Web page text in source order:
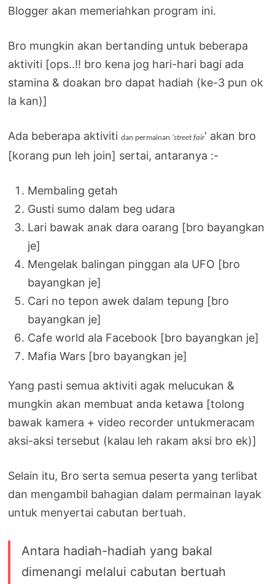
Blogger akan memeriahkan program ini.
Bro mungkin akan bertanding untuk beberapa
aktiviti [ops..!! bro kena jog hari-hari bagi ada
stamina & doakan bro dapat hadiah (ke-3 pun ok
la kan)]
Ada beberapa aktivitidan permainan ‘street fair‘ akan bro
[korang pun leh join] sertai, antaranya :-
Membaling getah
Gusti sumo dalam beg udara
Lari bawak anak dara oarang [bro bayangkan
je]
Mengelak balingan pinggan ala UFO [bro
bayangkan je]
Cari no tepon awek dalam tepung [bro
bayangkan je]
Cafe world ala Facebook [bro bayangkan je]
Mafia Wars [bro bayangkan je]
Yang pasti semua aktiviti agak melucukan &
mungkin akan membuat anda ketawa [tolong
bawak kamera + video recorder untukmeracam
aksi-aksi tersebut (kalau leh rakam aksi bro ek)]
Selain itu, Bro serta semua peserta yang terlibat
dan mengambil bahagian dalam permainan layak
untuk menyertai cabutan bertuah.
Antara hadiah-hadiah yang bakal
dimenangi melalui cabutan bertuah